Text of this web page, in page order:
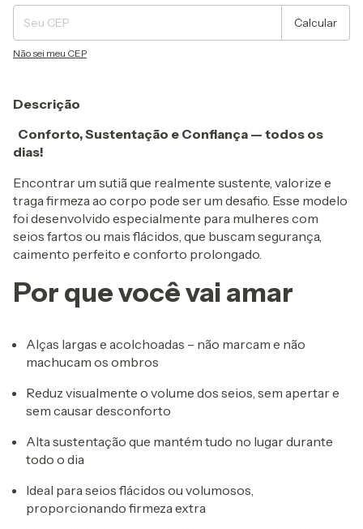
Calcular
Não sei meu CEP
Descrição
Conforto, Sustentação e Confiança — todos os
dias!
Encontrar um sutiã que realmente sustente, valorize e
traga firmeza ao corpo pode ser um desafio. Esse modelo
foi desenvolvido especialmente para mulheres com
seios fartos ou mais flácidos, que buscam segurança,
caimento perfeito e conforto prolongado.
Por que você vai amar
Alças largas e acolchoadas – não marcam e não
machucam os ombros
Reduz visualmente o volume dos seios, sem apertar e
sem causar desconforto
Alta sustentação que mantém tudo no lugar durante
todo o dia
Ideal para seios flácidos ou volumosos,
proporcionando firmeza extra